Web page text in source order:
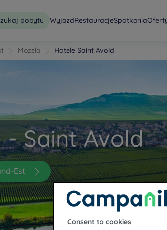
pobytu WyjazdRestauracjeSpotkania
Mozela Hotele Saint Avold
- Saint Avold
Est
Consent to cookies